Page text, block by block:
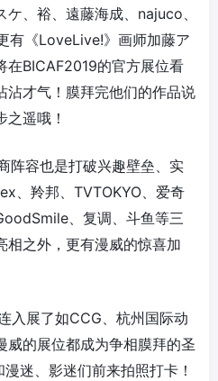
、裕、遠藤海成、najuco、
有《LoveLive!》画师加藤ア
在BICAF2019的官方展位看
沾才气！膜拜完他们的作品说
遥哦！
阵容也是打破兴趣壁垒、实
、羚邦、TVTOKYO、爱奇
、复调、斗鱼等三
相之外，更有漫威的惊喜加
入展了如CCG、杭州国际动
威的展位都成为争相膜拜的圣
迷、影迷们前来拍照打卡！